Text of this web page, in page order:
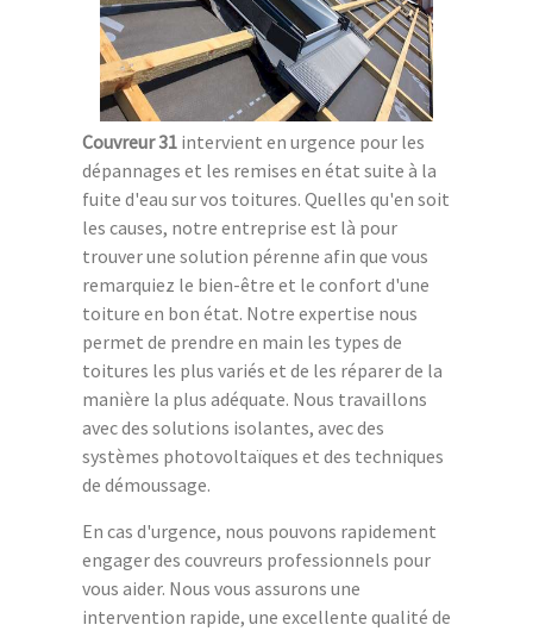
Couvreur 31 intervient en urgence pour les
dépannages et les remises en état suite à la
fuite d'eau sur vos toitures. Quelles qu'en soit
les causes, notre entreprise est là pour
trouver une solution pérenne afin que vous
remarquiez le bien-être et le confort d'une
toiture en bon état. Notre expertise nous
permet de prendre en main les types de
toitures les plus variés et de les réparer de la
manière la plus adéquate. Nous travaillons
avec des solutions isolantes, avec des
systèmes photovoltaïques et des techniques
de démoussage.
En cas d'urgence, nous pouvons rapidement
engager des couvreurs professionnels pour
vous aider. Nous vous assurons une
intervention rapide, une excellente qualité de